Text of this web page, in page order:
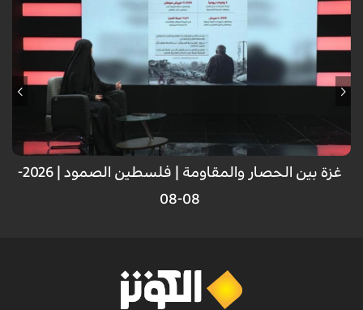
غزة بين الحصار والمقاومة | فلسطين الصمود | 2026-
08-08